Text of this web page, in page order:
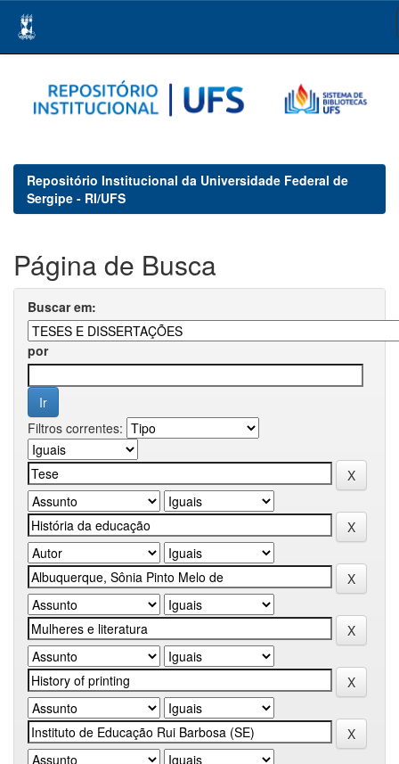
navigation
Repositório Institucional da Universidade Federal de
Sergipe - RI/UFS
Página de Busca
Buscar em:
por
Filtros correntes: